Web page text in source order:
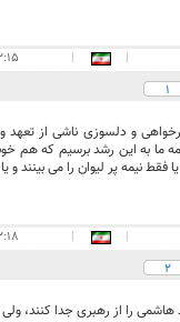
|
|
۲۲:۱۵ -
1
و دلسوزى ناشى از
ما به اين رشد برسيم كه هم
فقط نيمه پر ليوان را مى بينند و
|
|
۲۲:۱۸ -
2
را از رهبرى جدا كنند، ولى